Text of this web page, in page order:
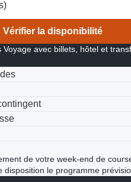
Vérifier la disponibilité
Voyage avec billets, hôtel et
de votre week-end de
le programme